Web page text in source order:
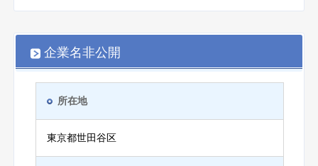
企業名非公開
所在地
東京都世田谷区